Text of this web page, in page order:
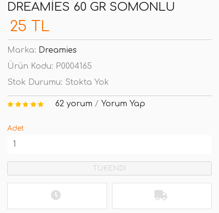
DREAMIES 60 GR SOMONLU
25 TL
Marka: Dreamies
Ürün Kodu: P0004165
Stok Durumu: Stokta Yok
62 yorum / Yorum Yap
Adet
TÜKENDİ